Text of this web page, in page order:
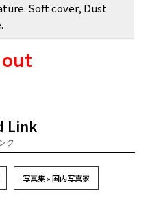
Soft cover, Dust
Link
ク
写真集 » 国内写真家